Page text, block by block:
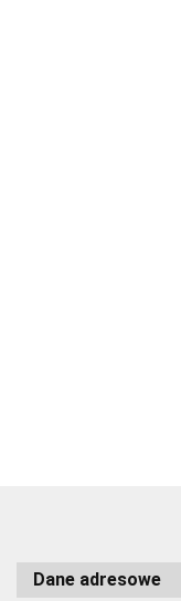
Dane adresowe